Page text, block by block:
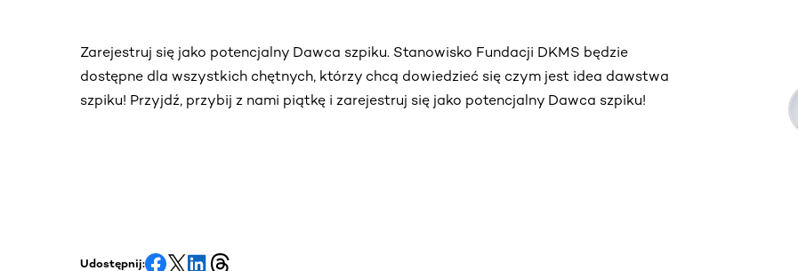
Zarejestruj się jako potencjalny Dawca szpiku. Stanowisko Fundacji DKMS będzie
dostępne dla wszystkich chętnych, którzy chcą dowiedzieć się czym jest idea dawstwa
szpiku! Przyjdź, przybij z nami piątkę i zarejestruj się jako potencjalny Dawca szpiku!
Udostępnij: